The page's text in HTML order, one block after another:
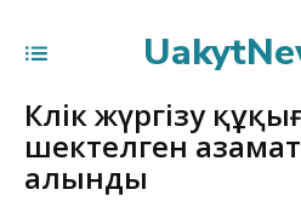
Көлік жүргізу
шектелген
алынды